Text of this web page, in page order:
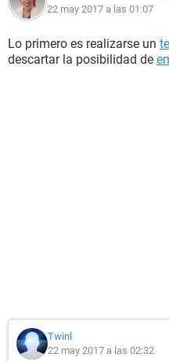
22 may 2017 a las 01:07
Lo primero es realizarse un
descartar la posibilidad de
Twinl
22 may 2017 a las 02:32